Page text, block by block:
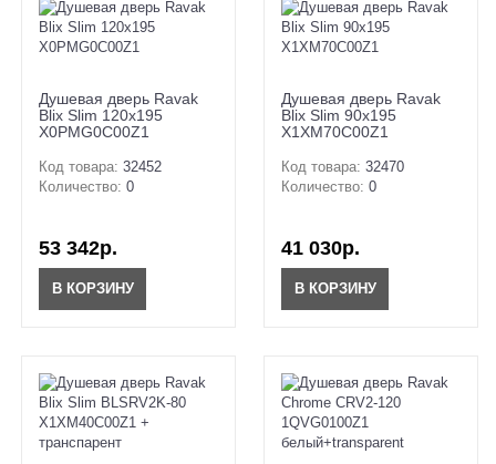
Душевая дверь Ravak
Blix Slim 120x195
X0PMG0C00Z1
Код товара: 32452
Количество: 0
53 342р.
В КОРЗИНУ
Душевая дверь Ravak
Blix Slim 90x195
X1XM70C00Z1
Код товара: 32470
Количество: 0
41 030р.
В КОРЗИНУ